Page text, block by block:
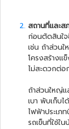
สถานที่และส
ก่อนตัดสินใ
เช่น ถ้าส่วน
โครงสร้างแ
ไม่สะดวกต่อ
ถ้าส่วนใหญ่แ
เบา พับเก็บ
ไฟฟ้าประเภ
รถเข็นที่ใช้ใน